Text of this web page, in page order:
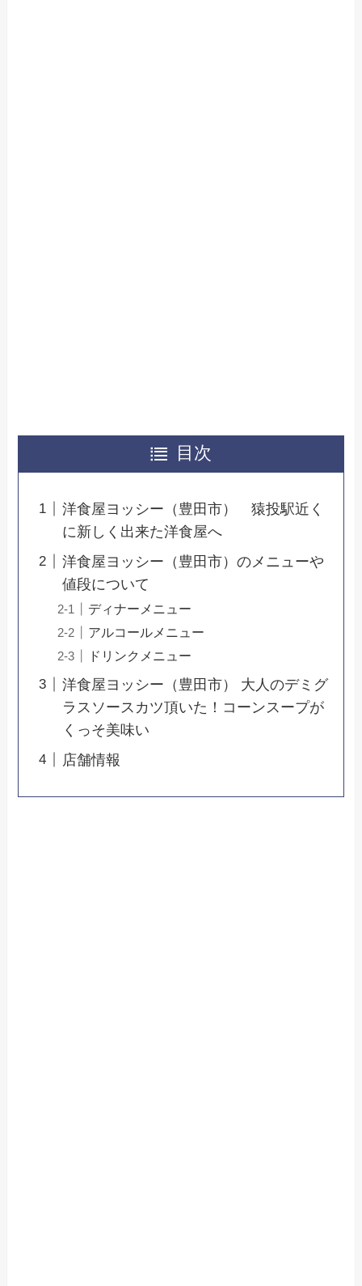
目次
洋食屋ヨッシー（豊田市） 猿投駅近く
に新しく出来た洋食屋へ
洋食屋ヨッシー（豊田市）のメニューや
値段について
ディナーメニュー
アルコールメニュー
ドリンクメニュー
洋食屋ヨッシー（豊田市） 大人のデミグ
ラスソースカツ頂いた！コーンスープが
くっそ美味い
店舗情報